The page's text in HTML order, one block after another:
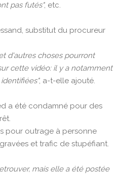
pas futés", etc.
substitut du procureur
d'autres choses pourront
cette vidéo: il y a notamment
, a-t-elle ajouté.
a été condamné pour des
pour outrage à personne
et trafic de stupéfiant.
mais elle a été postée